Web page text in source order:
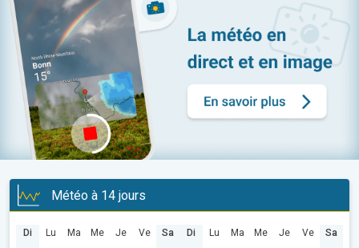
Météo à 14 jours
Di Lu Ma Me Je Ve Sa Di Lu Ma Me Je Ve Sa